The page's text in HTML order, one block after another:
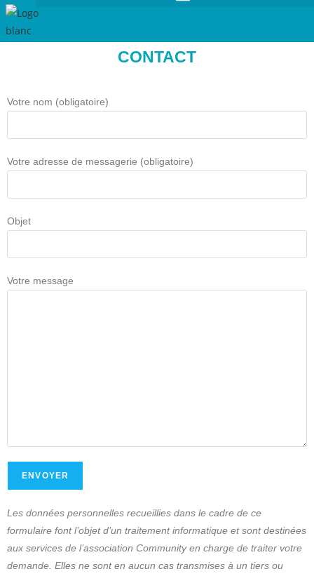
CONTACT
Votre nom (obligatoire)
Votre adresse de messagerie (obligatoire)
Objet
Votre message
Les données personnelles recueillies dans le cadre de ce
formulaire font l’objet d’un traitement informatique et sont destinées
aux services de l’association Community en charge de traiter votre
demande. Elles ne sont en aucun cas transmises à un tiers ou